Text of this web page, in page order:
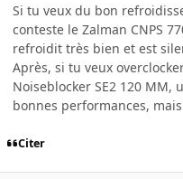
Si tu veux du bon
conteste le Zalman CNPS
refroidit très bien et est
Après, si tu veux
Noiseblocker SE2 120
bonnes performances,
Citer